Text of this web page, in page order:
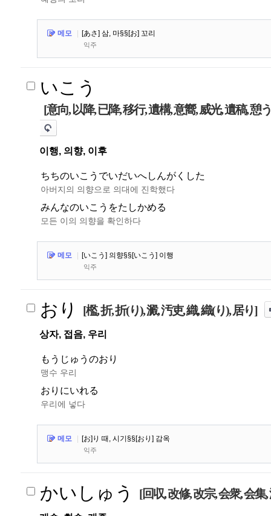
메모 [あさ] 삼, 마§§[お] 꼬리
익주
いこう
[意向, 以降, 已降, 移行, 遺構, 意嚮, 威光, 遺稿, 憩
이행, 의향, 이후
ちちのいこうでいだいへしんがくした
아버지의 의향으로 의대에 진학했다
みんなのいこうをたしかめる
모든 이의 의향을 확인하다
메모 [いこう] 의향§§[いこう] 이행
익주
おり [檻, 折, 折(り), 澱, 汚吏, 織, 織(り), 居り]
상자, 접음, 우리
もうじゅうのおり
맹수 우리
おりにいれる
우리에 넣다
메모 [お]り 때, 시기§§[おり] 감옥
익주
かいしゅう [回収, 改修, 改宗, 会衆, 会集,